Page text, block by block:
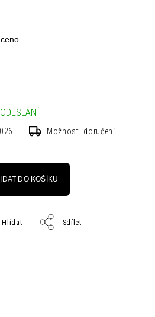
Možnosti doručení
DO KOŠÍKU
Hlídat Sdílet